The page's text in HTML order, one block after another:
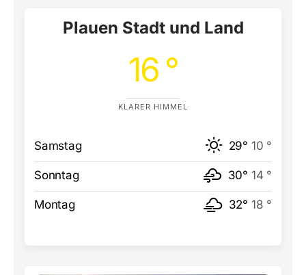
Plauen Stadt und Land
16 °
KLARER HIMMEL
Samstag 29° 10 °
Sonntag 30° 14 °
Montag 32° 18 °